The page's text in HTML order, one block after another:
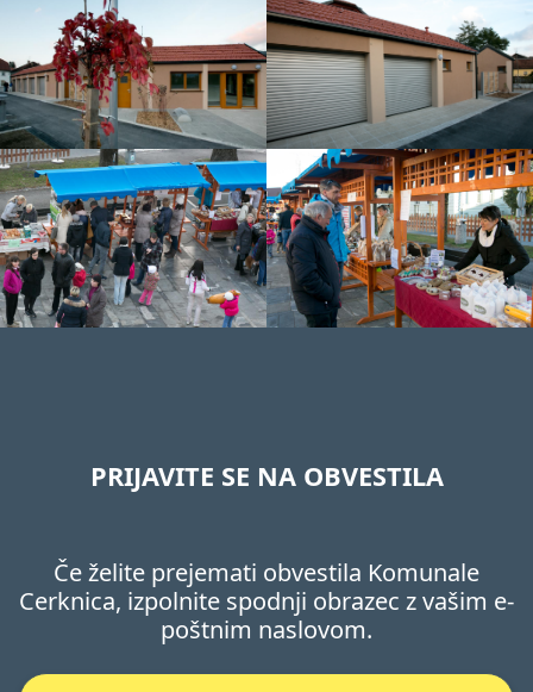
PRIJAVITE SE NA OBVESTILA
Če želite prejemati obvestila Komunale
Cerknica, izpolnite spodnji obrazec z vašim e-
poštnim naslovom.